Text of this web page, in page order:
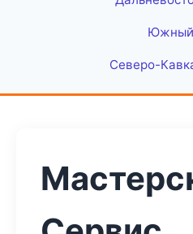
Северо-